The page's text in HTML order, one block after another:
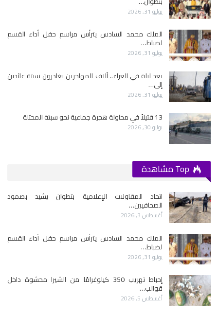
يوليو 31, 2026
الملك محمد السادس يترأس مراسم حفل أداء القسم
لضباط…
يوليو 31, 2026
بعد ليلة في العراء.. آلاف المهاجرين يغادرون سبتة عائدين
إلى…
يوليو 31, 2026
13 قتيلاً في محاولة هجرة جماعية نحو سبتة المحتلة
يوليو 30, 2026
اتحاد المقاولات الإعلامية بتطوان يشيد بصمود
الصحافيين…
أغسطس 3, 2026
الملك محمد السادس يترأس مراسم حفل أداء القسم
لضباط…
يوليو 31, 2026
إحباط تهريب 350 كيلوغرامًا من الشيرا محشوة داخل
قوالب…
أغسطس 5, 2026